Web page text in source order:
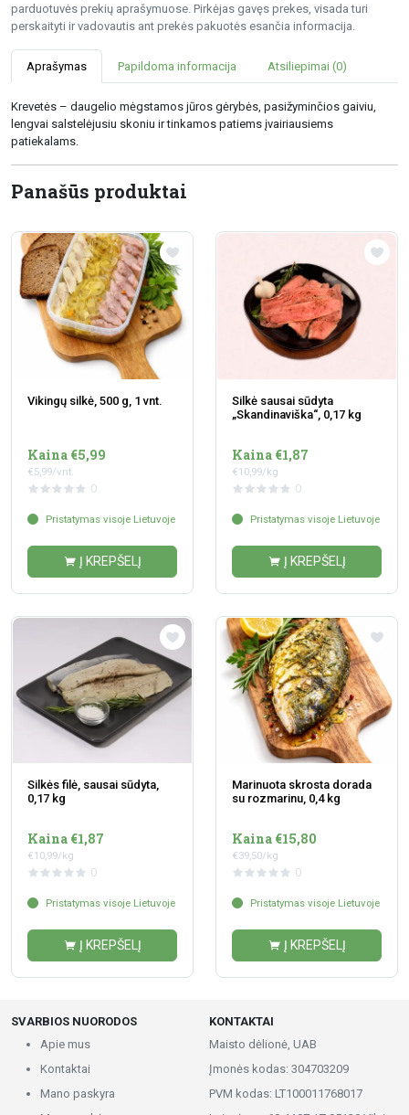
parduotuvės prekių aprašymuose. Pirkėjas gavęs prekes, visada turi
perskaityti ir vadovautis ant prekės pakuotės esančia informacija.
Aprašymas Papildoma informacija Atsiliepimai (0)
Krevetės – daugelio mėgstamos jūros gėrybės, pasižyminčios gaiviu,
lengvai salstelėjusiu skoniu ir tinkamos patiems įvairiausiems
patiekalams.
Panašūs produktai
Vikingų silkė, 500 g, 1 vnt.
Kaina €5,99
€5,99/vnt.
0
Pristatymas visoje Lietuvoje
Į KREPŠELĮ
Silkė sausai sūdyta
„Skandinaviška“, 0,17 kg
Kaina €1,87
€10,99/kg
0
Pristatymas visoje Lietuvoje
Į KREPŠELĮ
Silkės filė, sausai sūdyta,
0,17 kg
Kaina €1,87
€10,99/kg
0
Pristatymas visoje Lietuvoje
Į KREPŠELĮ
Marinuota skrosta dorada
su rozmarinu, 0,4 kg
Kaina €15,80
€39,50/kg
0
Pristatymas visoje Lietuvoje
Į KREPŠELĮ
SVARBIOS NUORODOS
Apie mus
Kontaktai
Mano paskyra
KONTAKTAI
Maisto dėlionė, UAB
Įmonės kodas: 304703209
PVM kodas: LT100011768017